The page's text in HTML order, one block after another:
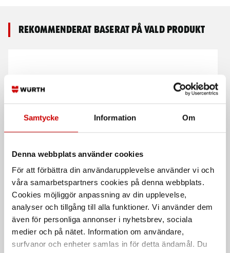
Samtycke Information Om
Denna webbplats använder cookies
För att förbättra din användarupplevelse använder vi och
våra samarbetspartners cookies på denna webbplats.
Cookies möjliggör anpassning av din upplevelse,
analyser och tillgång till alla funktioner. Vi använder dem
även för personliga annonser i nyhetsbrev, sociala
medier och på nätet. Information om användare,
surfvanor och enheter samlas in för detta ändamål. Du
Rekommenderat baserat på vald produkt